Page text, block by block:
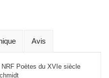
Avis
Poètes du XVIe siècle